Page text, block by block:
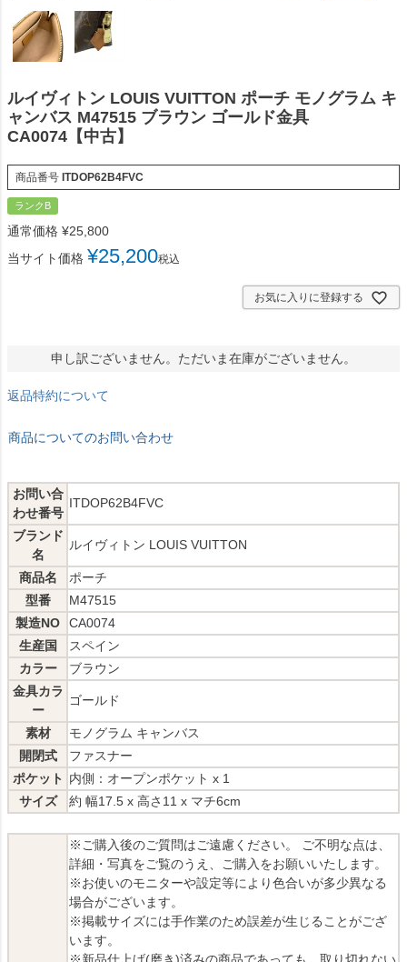
ルイヴィトン LOUIS VUITTON ポーチ モノグラム キ
ャンバス M47515 ブラウン ゴールド金具
CA0074【中古】
商品番号 ITDOP62B4FVC
ランクB
通常価格 ¥25,800
当サイト価格 ¥25,200税込
お気に入りに登録する
申し訳ございません。ただいま在庫がございません。
返品特約について
商品についてのお問い合わせ
お問い合
わせ番号
ITDOP62B4FVC
ブランド
名
ルイヴィトン LOUIS VUITTON
商品名
ポーチ
型番
M47515
製造NO
CA0074
生産国
スペイン
カラー
ブラウン
金具カラ
ー
ゴールド
素材
モノグラム キャンバス
開閉式
ファスナー
ポケット
内側：オープンポケット x 1
サイズ
約 幅17.5 x 高さ11 x マチ6cm
※ご購入後のご質問はご遠慮ください。 ご不明な点は、
詳細・写真をご覧のうえ、ご購入をお願いいたします。
※お使いのモニターや設定等により色合いが多少異なる
場合がございます。
※掲載サイズには手作業のため誤差が生じることがござ
います。